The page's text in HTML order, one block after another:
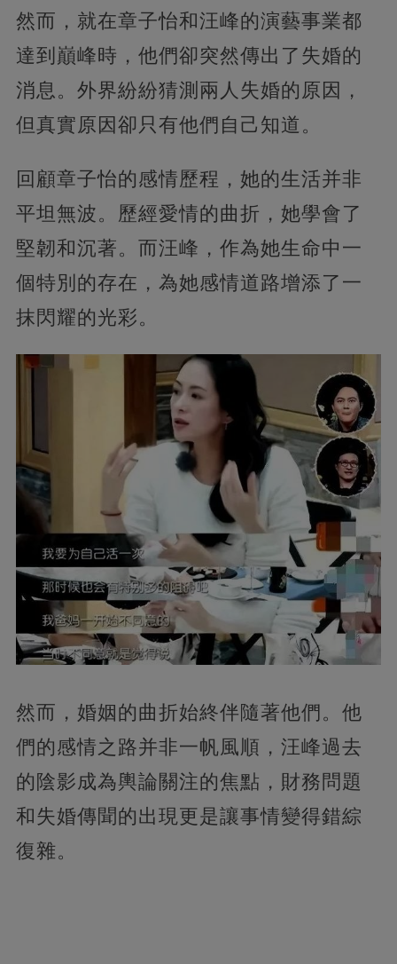
然而，就在章子怡和汪峰的演藝事業都
達到巔峰時，他們卻突然傳出了失婚的
消息。外界紛紛猜測兩人失婚的原因，
但真實原因卻只有他們自己知道。
回顧章子怡的感情歷程，她的生活并非
平坦無波。歷經愛情的曲折，她學會了
堅韌和沉著。而汪峰，作為她生命中一
個特別的存在，為她感情道路增添了一
抹閃耀的光彩。
然而，婚姻的曲折始終伴隨著他們。他
們的感情之路并非一帆風順，汪峰過去
的陰影成為輿論關注的焦點，財務問題
和失婚傳聞的出現更是讓事情變得錯綜
復雜。